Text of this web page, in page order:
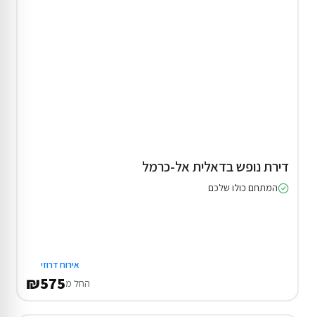
דירת נופש בדאלית אל-כרמל
המתחם כולו שלכם
אירוח דרוזי
החל מ₪575